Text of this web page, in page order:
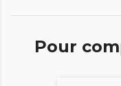
Pour